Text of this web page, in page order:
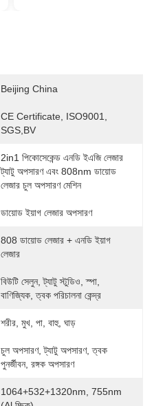
Beijing China
CE Certificate, ISO9001,
SGS,BV
2in1 পিকোসেকেন্ড এনডি ইএজি লেজার
ট্যাটু অপসারণ এবং 808nm ডায়োড
লেজার চুল অপসারণ মেশিন
ডায়োড ইয়াগ লেজার অপসারণ
808 ডায়োড লেজার + এনডি ইয়াগ
লেজার
বিউটি সেলুন, ট্যাটু স্টুডিও, স্পা,
বাণিজ্যিক, ত্বক পরিচালনা কেন্দ্র
শরীর, মুখ, পা, বাহু, ঘাড়
চুল অপসারণ, ট্যাটু অপসারণ, ত্বক
পুনর্জীবন, রঙ্গক অপসারণ
1064+532+1320nm, 755nm